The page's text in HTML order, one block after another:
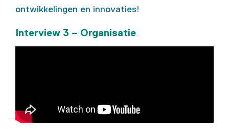
ontwikkelingen en innovaties!
Interview 3 – Organisatie